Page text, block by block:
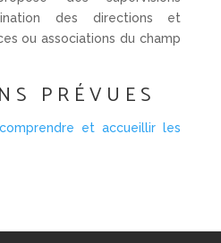
des directions et
ou associations du champ
PRÉVUES
et accueillir les